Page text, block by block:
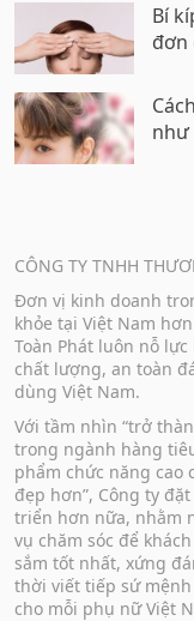
Bí
đơn
như
CÔNG TY TNHH
Đơn vị kinh doanh
khỏe tại Việt Nam
Toàn Phát luôn nỗ
chất lượng, an toàn
dùng Việt Nam.
Với tầm nhìn “trở
trong ngành hàng
phẩm chức năng cao
đẹp hơn”, Công ty
triển hơn nữa, nhằm
vụ chăm sóc để
sắm tốt nhất, xứng
thời viết tiếp sứ
cho mỗi phụ nữ Việt